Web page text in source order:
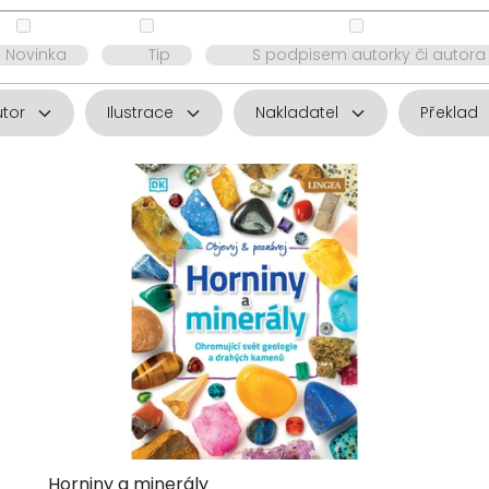
Novinka Tip S podpisem autorky či autora
Ilustrace Nakladatel Překlad
Horniny a minerály